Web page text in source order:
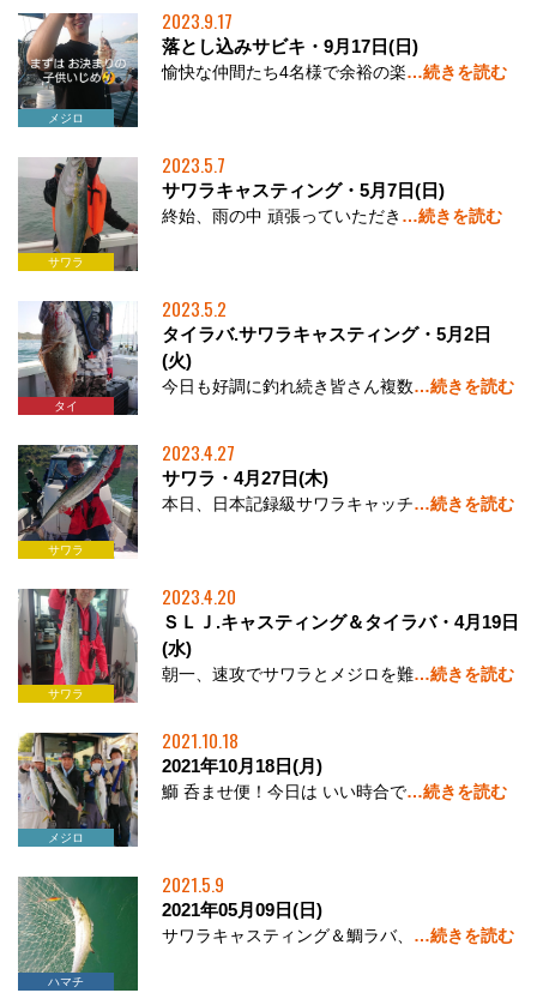
アコウ
サワラ
メジロ
2023.9.17
落とし込みサビキ・9月17日(日)
愉快な仲間たち4名様で余裕の楽…続きを読む
サワラ
2023.5.7
サワラキャスティング・5月7日(日)
終始、雨の中 頑張っていただき …続きを読む
サワラ
タイ
2023.5.2
タイラバ.サワラキャスティング・5月2日
(火)
今日も好調に釣れ続き皆さん複数…続きを読む
サワラ
2023.4.27
サワラ・4月27日(木)
本日、日本記録級サワラキャッチ…続きを読む
サワラ
2023.4.20
ＳＬＪ.キャスティング＆タイラバ・4月19日
(水)
朝一、速攻でサワラとメジロを難…続きを読む
サワラ
メジロ
2021.10.18
2021年10月18日(月)
鰤 呑ませ便！今日は いい時合で…続きを読む
サワラ
タイ
ハマチ
2021.5.9
2021年05月09日(日)
サワラキャスティング＆鯛ラバ、 …続きを読む